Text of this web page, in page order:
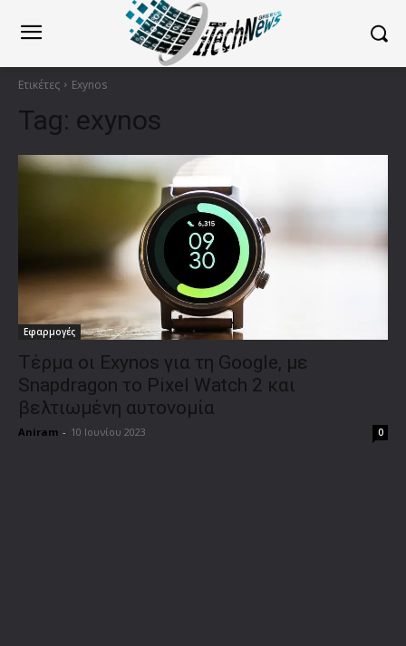
Ετικέτες Exynos
Tag: exynos
Εφαρμογές
Τέρμα οι Exynos για τη Google, με
Snapdragon το Pixel Watch 2 και
βελτιωμένη αυτονομία
Aniram - 10 Ιουνίου 2023 0